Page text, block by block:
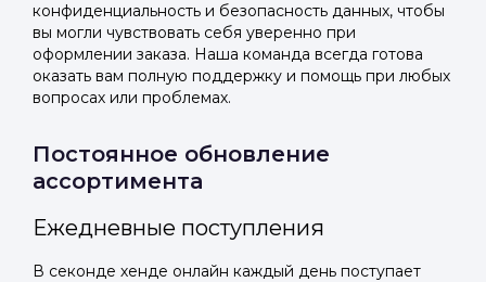
конфиденциальность и безопасность данных, чтобы
вы могли чувствовать себя уверенно при
оформлении заказа. Наша команда всегда готова
оказать вам полную поддержку и помощь при любых
вопросах или проблемах.
Постоянное обновление
ассортимента
Ежедневные поступления
В секонде хенде онлайн каждый день поступает